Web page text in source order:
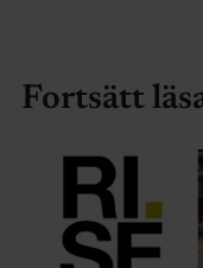
Fortsätt